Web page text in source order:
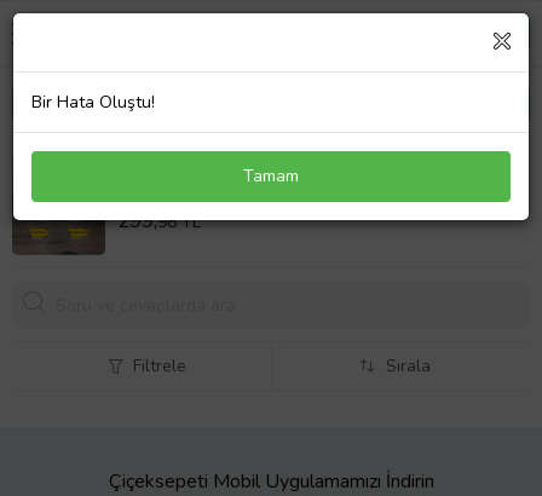
Çiçekli İsim Tasarımı Kupa Bardak T Lacivert Kulplu
Anneye Babaya Kardeşe Arkadaşa Sevgiliye
Hediye
Sepet Fiyatı
299,98 TL
Filtrele Sırala
Çiçeksepeti Mobil Uygulamamızı İndirin
Bir Hata Oluştu!
Tamam